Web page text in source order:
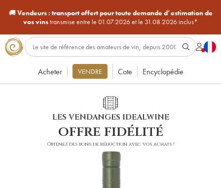
🚚Vendeurs : transport offert pour toute demande d’estimation de
vos vinstransmise entre le 01.07.2026 et le 31.08.2026 inclus*
Acheter VENDRE Cote Encyclopédie
LES VENDANGES IDEALWINE
offre fidélité
Obtenez des bons de réduction avec vos achats !